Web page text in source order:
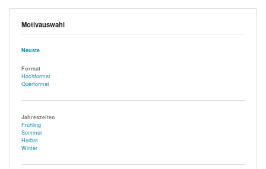
Motivauswahl
Neuste
Format
Hochformat
Querformat
Jahreszeiten
Frühling
Sommer
Herbst
Winter